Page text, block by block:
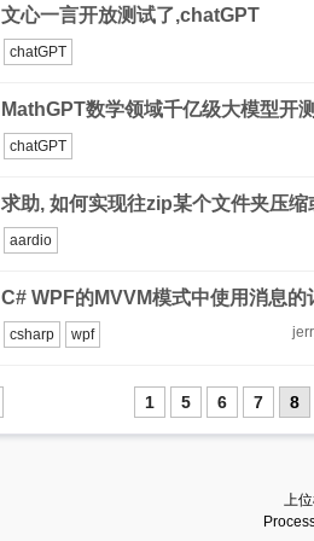
文心一言开放测试了,chatGPT
chatGPT
MathGPT数学领域千亿级大模型开
chatGPT
求助, 如何实现往zip某个文件夹压
aardio
C# WPF的MVVM模式中使用消息的
csharp wpf
1 5 6 7 8
上